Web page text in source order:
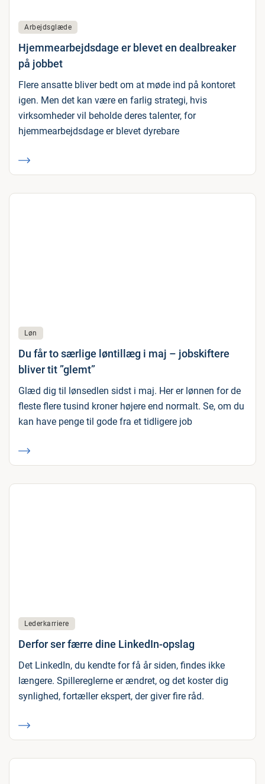
Arbejdsglæde
Hjemmearbejdsdage er blevet en dealbreaker
på jobbet
Flere ansatte bliver bedt om at møde ind på kontoret
igen. Men det kan være en farlig strategi, hvis
virksomheder vil beholde deres talenter, for
hjemmearbejdsdage er blevet dyrebare
Løn
Du får to særlige løntillæg i maj – jobskiftere
bliver tit ”glemt”
Glæd dig til lønsedlen sidst i maj. Her er lønnen for de
fleste flere tusind kroner højere end normalt. Se, om du
kan have penge til gode fra et tidligere job
Lederkarriere
Derfor ser færre dine LinkedIn-opslag
Det LinkedIn, du kendte for få år siden, findes ikke
længere. Spillereglerne er ændret, og det koster dig
synlighed, fortæller ekspert, der giver fire råd.